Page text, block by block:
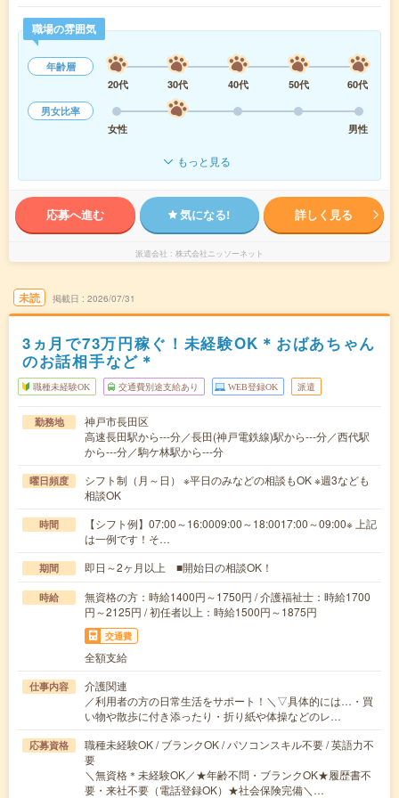
職場の雰囲気
年齢層
20代
30代 40代 50代
60代
男女比率
女性
男性
もっと見る
応募へ進む 気になる! 詳しく見る
派遣会社 株式会社ニッソーネット
未読 掲載日 2026/07/31
3ヵ月で73万円稼ぐ！未経験OK＊おばあちゃん
のお話相手など＊
職種未経験OK 交通費別途支給あり WEB登録OK 派遣
勤務地
神戸市長田区
高速長田駅から---分／長田(神戸電鉄線)駅から---分／西代駅
から---分／駒ケ林駅から---分
曜日頻度
シフト制（月～日） ※平日のみなどの相談もOK ※週3なども
相談OK
時間
【シフト例】07:00～16:0009:00～18:0017:00～09:00※ 上記
は一例です！そ…
期間 即日～2ヶ月以上 ■開始日の相談OK！
時給
無資格の方：時給1400円～1750円 / 介護福祉士：時給1700
円～2125円 / 初任者以上：時給1500円～1875円
交通費
全額支給
仕事内容
介護関連
／利用者の方の日常生活をサポート！＼▽具体的には…・買
い物や散歩に付き添ったり・折り紙や体操などのレ…
応募資格
職種未経験OK / ブランクOK / パソコンスキル不要 / 英語力不
要
＼無資格＊未経験OK／★年齢不問・ブランクOK★履歴書不
要・来社不要（電話登録OK）★社会保険完備＼…